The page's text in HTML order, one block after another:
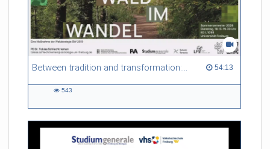
Between tradition and transformation: how owners, advisers and institutions co-create knowledge for resilient forests in Europe 54:13
54:13 duration
543